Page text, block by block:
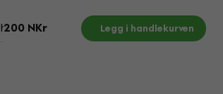
200 NKr Legg i handlekurven